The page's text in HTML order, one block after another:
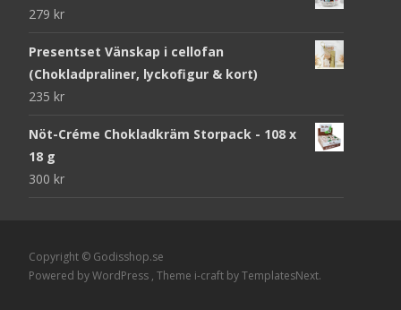
279 kr
Presentset Vänskap i cellofan
(Chokladpraliner, lyckofigur & kort)
235 kr
Nöt-Créme Chokladkräm Storpack - 108 x
18 g
300 kr
Copyright © Godisshop.se
Powered by WordPress , Theme i-craft by TemplatesNext.